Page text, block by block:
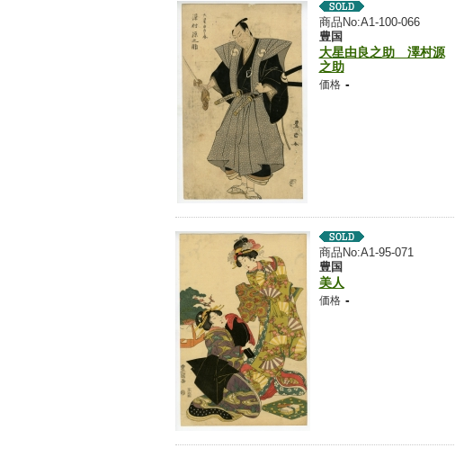
商品No:A1-100-066
豊国
大星由良之助 澤村源
之助
価格 -
商品No:A1-95-071
豊国
美人
価格 -